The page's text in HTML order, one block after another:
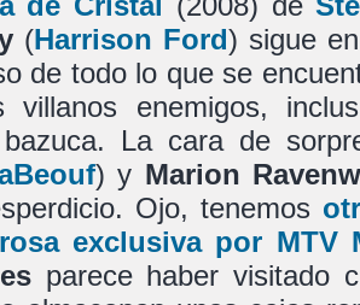
(Harrison Ford) sigue
de todo lo que se
villanos enemigos,
bazuca. La cara de
) y Marion
Ojo, tenemos
exclusiva por MTV
parece haber visitado